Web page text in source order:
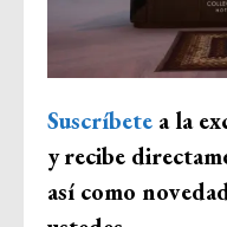
Suscríbete a la
yrecibe
así como